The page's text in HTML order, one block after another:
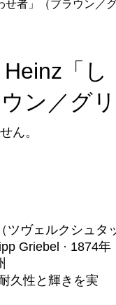
ん。
「し
ン／グリ
ツヴェルクシュタ
Griebel · 1874年
久性と輝きを実